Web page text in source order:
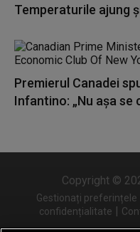
Temperaturile ajung
Premierul Canadei
Infantino: „Nu aşa
Copyright ©
Gestionați preferințele
confidențialitate |